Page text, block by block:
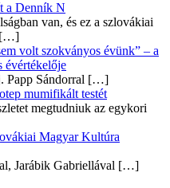
a Denník N
van, és ez a szlovákiai
[…]
volt szokványos évünk” – a
évértékelője
Papp Sándorral […]
mumifikált testét
megtudniuk az egykori
Magyar Kultúra
Jarábik Gabriellával […]